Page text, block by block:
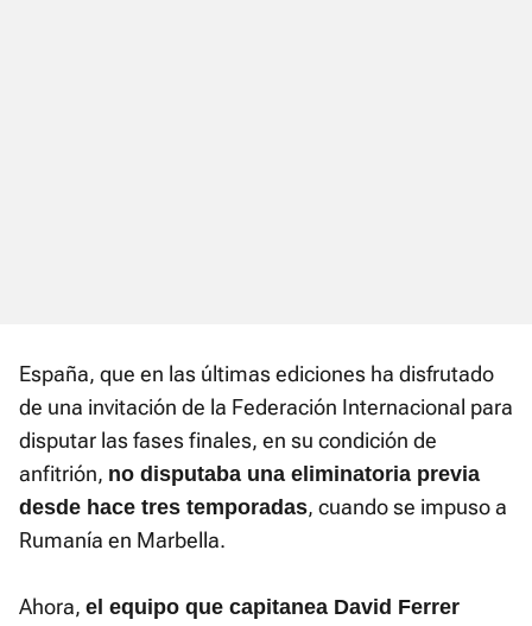
España, que en las últimas ediciones ha disfrutado
de una invitación de la Federación Internacional para
disputar las fases finales, en su condición de
anfitrión, no disputaba una eliminatoria previa
desde hace tres temporadas, cuando se impuso a
Rumanía en Marbella.
Ahora, el equipo que capitanea David Ferrer